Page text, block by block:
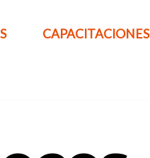
CAPACITACIONES